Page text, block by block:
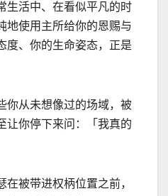
生活中、在看似平凡的时
地使用主所给你的恩赐与
度、你的生命姿态，正是
你从未想像过的场域，被
让你停下来问：「我真的
被带进权柄位置之前，